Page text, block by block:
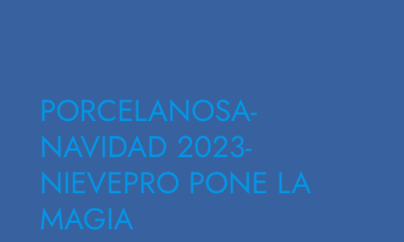
PORCELANOSA-
NAVIDAD 2023-
NIEVEPRO PONE LA
MAGIA